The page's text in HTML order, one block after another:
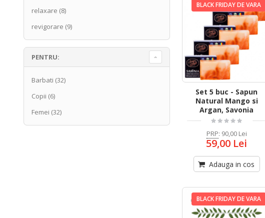
BLACK FRIDAY DE VARA
Set 5 buc - Sapun
Natural Mango si
Argan, Savonia
PRP: 90,00 Lei
59,00 Lei
Adauga in cos
BLACK FRIDAY DE VARA
relaxare (8)
revigorare (9)
PENTRU:
Barbati (32)
Copii (6)
Femei (32)